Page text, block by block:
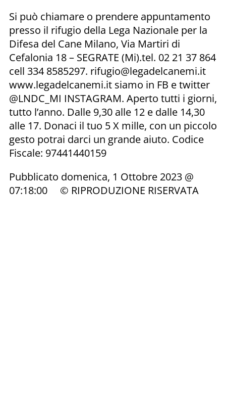
Si può chiamare o prendere appuntamento
presso il rifugio della Lega Nazionale per la
Difesa del Cane Milano, Via Martiri di
Cefalonia 18 – SEGRATE (Mi).tel. 02 21 37 864
cell 334 8585297. rifugio@legadelcanemi.it
www.legadelcanemi.it siamo in FB e twitter
@LNDC_MI INSTAGRAM. Aperto tutti i giorni,
tutto l’anno. Dalle 9,30 alle 12 e dalle 14,30
alle 17. Donaci il tuo 5 X mille, con un piccolo
gesto potrai darci un grande aiuto. Codice
Fiscale: 97441440159
Pubblicato domenica, 1 Ottobre 2023 @
07:18:00 © RIPRODUZIONE RISERVATA